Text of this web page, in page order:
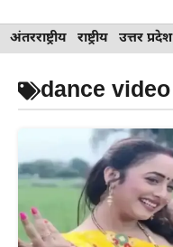
Skip
to
content
अंतरराष्ट्रीय राष्ट्रीय उत्तर प्रदेश
dance video